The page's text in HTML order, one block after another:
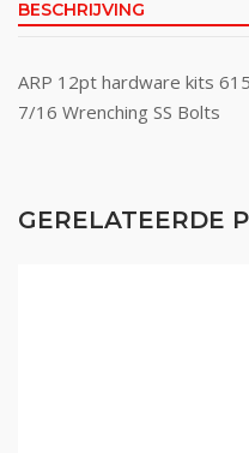
BESCHRIJVING
ARP 12pt hardware kits
7/16 Wrenching SS Bolts
GERELATEERDE